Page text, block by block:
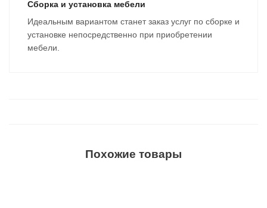
Сборка и установка мебели
Идеальным вариантом станет заказ услуг по сборке и
установке непосредственно при приобретении
мебели.
Похожие товары